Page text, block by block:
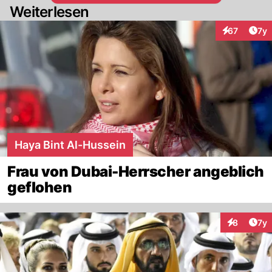
Weiterlesen
67 7y
Haya Bint Al-Hussein
Frau von Dubai-Herrscher angeblich
geflohen
8 7y